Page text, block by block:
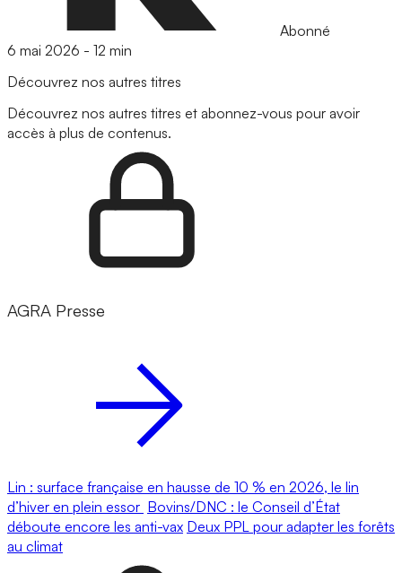
Abonné
6 mai 2026 - 12 min
Découvrez nos autres titres
Découvrez nos autres titres et abonnez-vous pour avoir
accès à plus de contenus.
AGRA Presse
Lin : surface française en hausse de 10 % en 2026, le lin
d’hiver en plein essor Bovins/DNC : le Conseil d’État
déboute encore les anti-vax Deux PPL pour adapter les forêts
au climat